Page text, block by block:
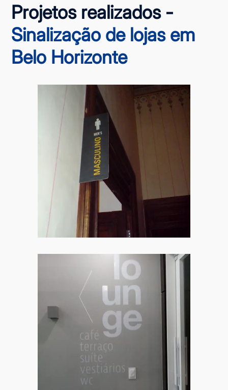
Projetos realizados -
Sinalização de lojas em
Belo Horizonte